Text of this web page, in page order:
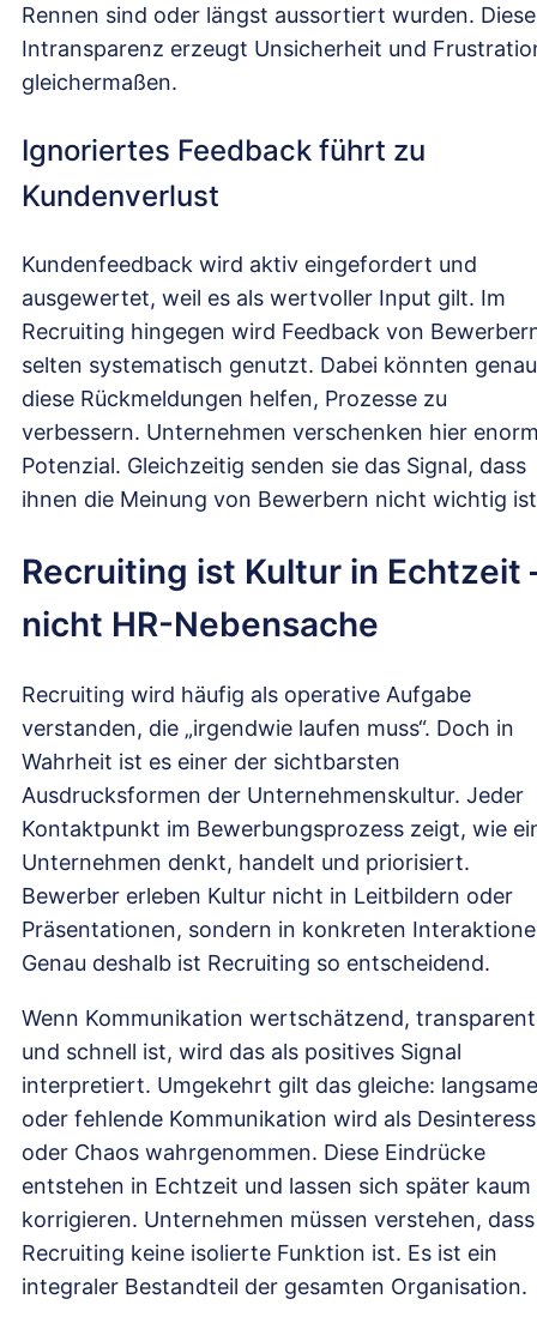
Rennen sind oder längst aussortiert wurden. Diese
Intransparenz erzeugt Unsicherheit und
gleichermaßen.
Ignoriertes Feedback führt zu
Kundenverlust
Kundenfeedback wird aktiv eingefordert und
ausgewertet, weil es als wertvoller Input gilt. Im
Recruiting hingegen wird Feedback von
selten systematisch genutzt. Dabei könnten genau
diese Rückmeldungen helfen, Prozesse zu
verbessern. Unternehmen verschenken hier
Potenzial. Gleichzeitig senden sie das Signal, dass
ihnen die Meinung von Bewerbern nicht wichtig
Recruiting ist Kultur in Echtzeit
nicht HR-Nebensache
Recruiting wird häufig als operative Aufgabe
verstanden, die „irgendwie laufen muss“. Doch in
Wahrheit ist es einer der sichtbarsten
Ausdrucksformen der Unternehmenskultur. Jeder
Kontaktpunkt im Bewerbungsprozess zeigt, wie
Unternehmen denkt, handelt und priorisiert.
Bewerber erleben Kultur nicht in Leitbildern oder
Präsentationen, sondern in konkreten
Genau deshalb ist Recruiting so entscheidend.
Wenn Kommunikation wertschätzend, transparent
und schnell ist, wird das als positives Signal
interpretiert. Umgekehrt gilt das gleiche: langsame
oder fehlende Kommunikation wird als
oder Chaos wahrgenommen. Diese Eindrücke
entstehen in Echtzeit und lassen sich später kaum
korrigieren. Unternehmen müssen verstehen, dass
Recruiting keine isolierte Funktion ist. Es ist ein
integraler Bestandteil der gesamten Organisation.